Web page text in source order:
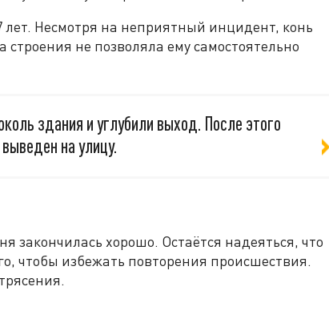
Несмотря на неприятный инцидент, конь
строения не позволяла ему самостоятельно
здания и углубили выход. После этого
на улицу.
закончилась хорошо. Остаётся надеяться, что
чтобы избежать повторения происшествия.